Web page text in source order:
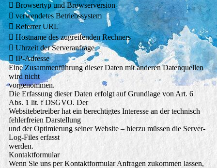
 Browsertyp und Browserversion
 verwendetes Betriebssystem
 Referrer URL
 Hostname des zugreifenden Rechners
 Uhrzeit der Serveranfrage
 IP-Adresse
Eine Zusammenführung dieser Daten mit anderen Datenquellen
wird nicht
vorgenommen.
Die Erfassung dieser Daten erfolgt auf Grundlage von Art. 6
Abs. 1 lit. f DSGVO. Der
Websitebetreiber hat ein berechtigtes Interesse an der technisch
fehlerfreien Darstellung
und der Optimierung seiner Website – hierzu müssen die Server-
Log-Files erfasst
werden.
Kontaktformular
Wenn Sie uns per Kontaktformular Anfragen zukommen lassen,